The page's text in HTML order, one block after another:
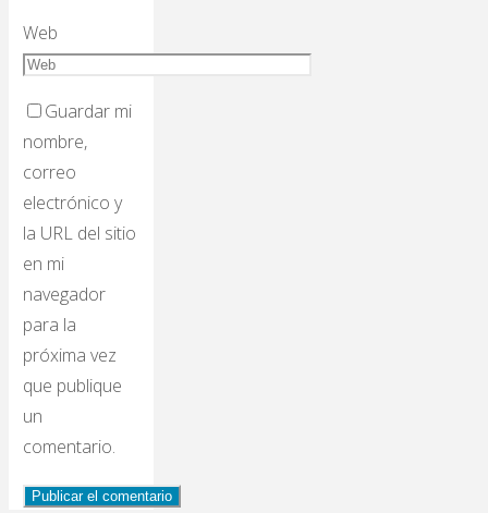
Web
Guardar mi
nombre,
correo
electrónico y
la URL del sitio
en mi
navegador
para la
próxima vez
que publique
un
comentario.